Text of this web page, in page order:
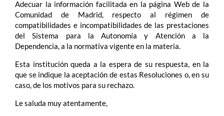
Adecuar la información facilitada en la página Web de la
Comunidad de Madrid, respecto al régimen de
compatibilidades e incompatibilidades de las prestaciones
del Sistema para la Autonomía y Atención a la
Dependencia, a la normativa vigente en la materia.
Esta institución queda a la espera de su respuesta, en la
que se indique la aceptación de estas Resoluciones o, en su
caso, de los motivos para su rechazo.
Le saluda muy atentamente,